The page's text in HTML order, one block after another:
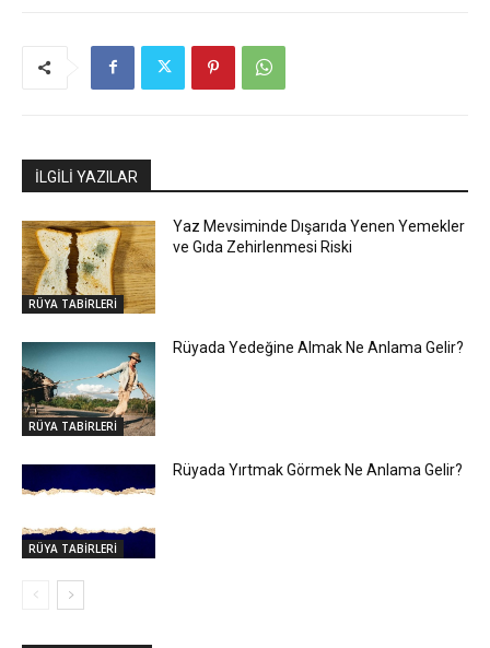
İLGİLİ YAZILAR
RÜYA TABİRLERİ
Yaz Mevsiminde Dışarıda Yenen Yemekler
ve Gıda Zehirlenmesi Riski
RÜYA TABİRLERİ
Rüyada Yedeğine Almak Ne Anlama Gelir?
RÜYA TABİRLERİ
Rüyada Yırtmak Görmek Ne Anlama Gelir?